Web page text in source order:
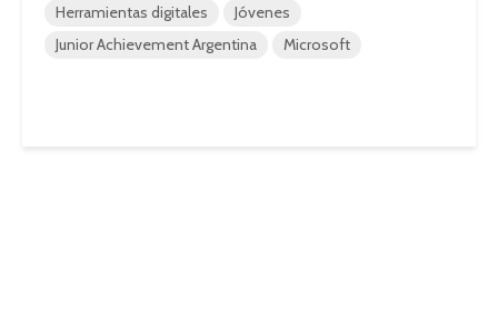
Herramientas digitales
Jóvenes
Junior Achievement Argentina
Microsoft